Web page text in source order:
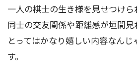
一人の棋士の生き様を見せつけ
同士の交友関係や距離感が垣間見
とってはかなり嬉しい内容なんじ
す。